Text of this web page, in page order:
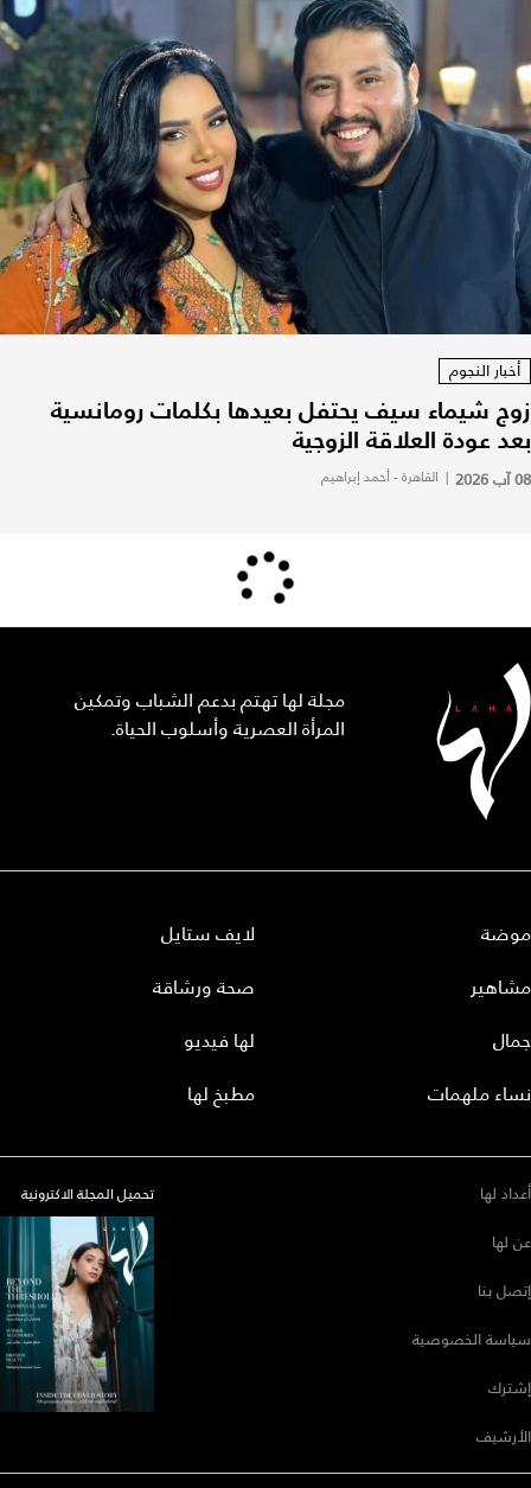
أخبار النجوم
زوج شيماء سيف يحتفل بعيدها بكلمات رومانسية
بعد عودة العلاقة الزوجية
08 آب 2026 | القاهرة - أحمد إبراهيم
مجلة لها تهتم بدعم الشباب وتمكين
المرأة العصرية وأسلوب الحياة.
موضة
مشاهير
جمال
نساء ملهمات
لايف ستايل
صحة ورشاقة
لها فيديو
مطبخ لها
أعداد لها
عن لها
إتصل بنا
سياسة الخصوصية
إشترك
الأرشيف
تحميل المجلة الاكترونية